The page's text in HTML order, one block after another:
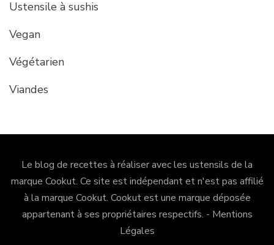
Ustensile à sushis
Vegan
Végétarien
Viandes
Le blog de recettes à réaliser avec les ustensils de la
marque Cookut. Ce site est indépendant et n'est pas affilié
à la marque Cookut. Cookutest une marque déposée
appartenant à ses propriétaires respectifs. - Mentions
Légales